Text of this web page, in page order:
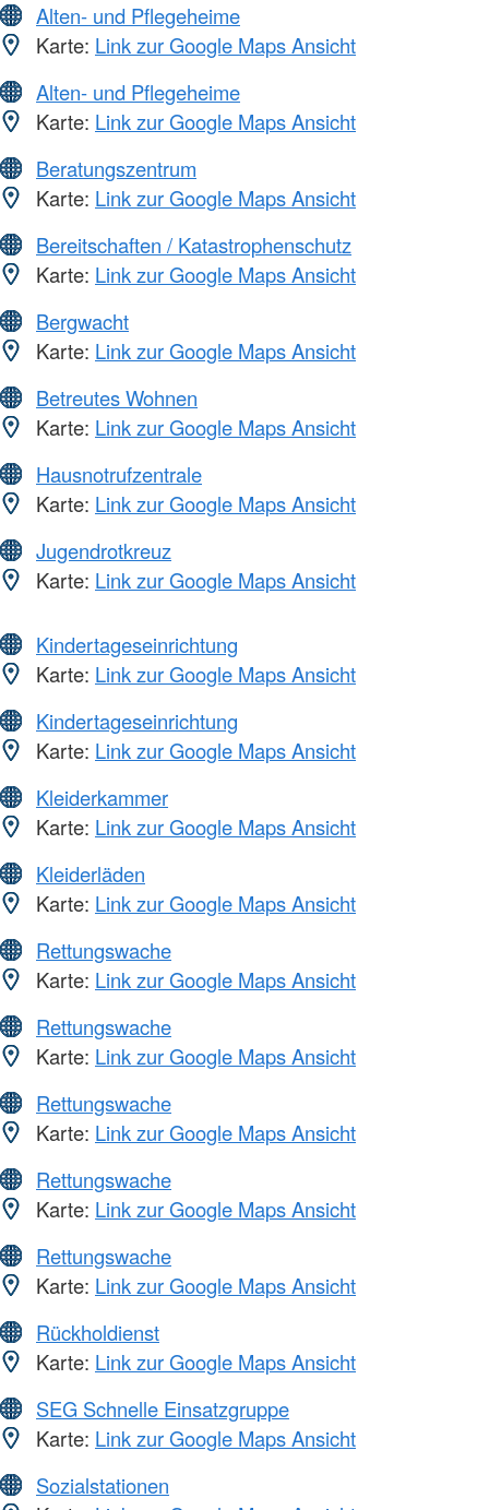
Alten- und Pflegeheime
Karte: Link zur Google Maps Ansicht
Alten- und Pflegeheime
Karte: Link zur Google Maps Ansicht
Beratungszentrum
Karte: Link zur Google Maps Ansicht
Bereitschaften / Katastrophenschutz
Karte: Link zur Google Maps Ansicht
Bergwacht
Karte: Link zur Google Maps Ansicht
Betreutes Wohnen
Karte: Link zur Google Maps Ansicht
Hausnotrufzentrale
Karte: Link zur Google Maps Ansicht
Jugendrotkreuz
Karte: Link zur Google Maps Ansicht
Kindertageseinrichtung
Karte: Link zur Google Maps Ansicht
Kindertageseinrichtung
Karte: Link zur Google Maps Ansicht
Kleiderkammer
Karte: Link zur Google Maps Ansicht
Kleiderläden
Karte: Link zur Google Maps Ansicht
Rettungswache
Karte: Link zur Google Maps Ansicht
Rettungswache
Karte: Link zur Google Maps Ansicht
Rettungswache
Karte: Link zur Google Maps Ansicht
Rettungswache
Karte: Link zur Google Maps Ansicht
Rettungswache
Karte: Link zur Google Maps Ansicht
Rückholdienst
Karte: Link zur Google Maps Ansicht
SEG Schnelle Einsatzgruppe
Karte: Link zur Google Maps Ansicht
Sozialstationen